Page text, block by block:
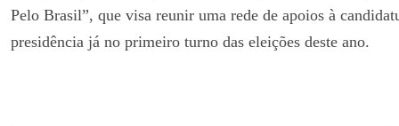
Pelo Brasil”, que visa reunir uma rede de apoios à
presidência já no primeiro turno das eleições deste ano.